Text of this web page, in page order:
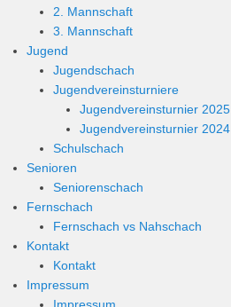
2. Mannschaft
3. Mannschaft
Jugend
Jugendschach
Jugendvereinsturniere
Jugendvereinsturnier 2025
Jugendvereinsturnier 2024
Schulschach
Senioren
Seniorenschach
Fernschach
Fernschach vs Nahschach
Kontakt
Kontakt
Impressum
Impressum